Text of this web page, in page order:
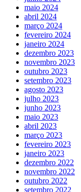
maio 2024
abril 2024
março 2024
fevereiro 2024
janeiro 2024
dezembro 2023
novembro 2023
outubro 2023
setembro 2023
agosto 2023
julho 2023
junho 2023
maio 2023
abril 2023
março 2023
fevereiro 2023
janeiro 2023
dezembro 2022
novembro 2022
outubro 2022
setembro 2022